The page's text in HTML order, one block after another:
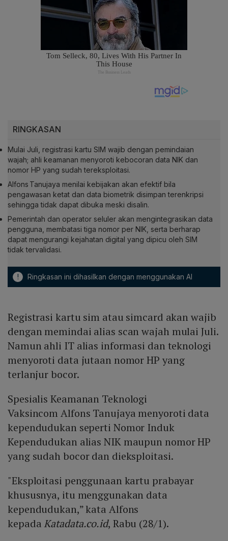
RINGKASAN
Mulai Juli, registrasi kartu SIM wajib dengan pemindaian
wajah; ahli keamanan menyoroti kebocoran data NIK dan
nomor HP yang sudah tereksploitasi.
Alfons Tanujaya menilai kebijakan akan efektif bila
pengawasan ketat dan data biometrik disimpan terenkripsi
sehingga tidak dapat dibuka meski disalin.
Pemerintah dan operator seluler akan mengintegrasikan data
pengguna, membatasi tiga nomor per NIK, serta berharap
dapat mengurangi kejahatan digital yang dipicu oleh SIM
tidak tervalidasi.
! Ringkasan ini dihasilkan dengan menggunakan AI
Registrasi kartu sim atau simcard akan wajib
dengan memindai alias scan wajah mulai Juli.
Namun ahli IT alias informasi dan teknologi
menyoroti data jutaan nomor HP yang
terlanjur bocor.
Spesialis Keamanan Teknologi
Vaksincom Alfons Tanujaya menyoroti data
kependudukan seperti Nomor Induk
Kependudukan alias NIK maupun nomor HP
yang sudah bocor dan dieksploitasi.
"Eksploitasi penggunaan kartu prabayar
khususnya, itu menggunakan data
kependudukan,” kata Alfons
kepada Katadata.co.id, Rabu (28/1).